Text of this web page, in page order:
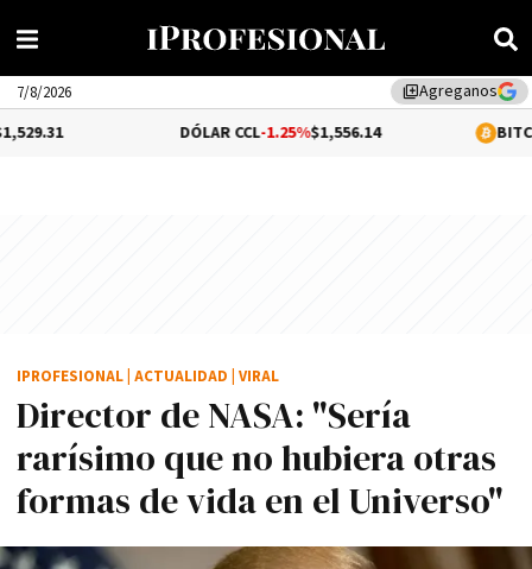
library_addAgreganos
7/8/2026
-1.25%$1,556.14 1.06%
Director de NASA: "Sería
rarísimo que no hubiera otras
formas de vida en el Universo"
IPROFESIONAL ACTUALIDAD VIRAL